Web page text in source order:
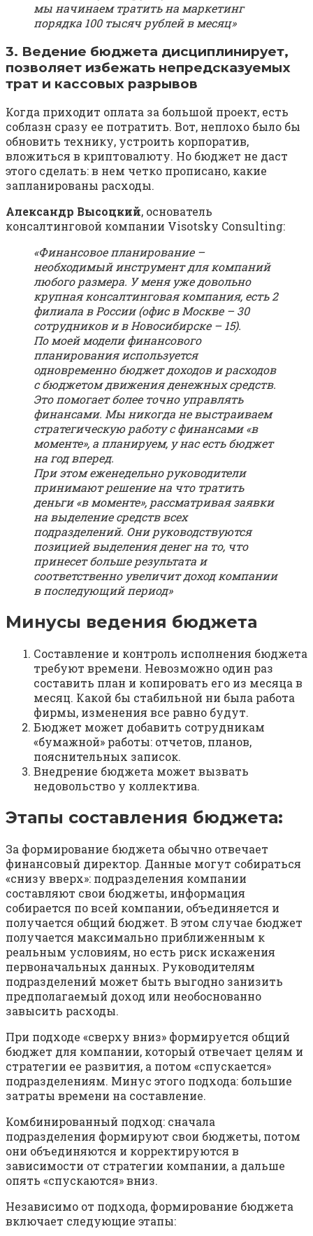
мы начинаем тратить на маркетинг
порядка 100 тысяч рублей в месяц»
3. Ведение бюджета дисциплинирует,
позволяет избежать непредсказуемых
трат и кассовых разрывов
Когда приходит оплата за большой проект, есть
соблазн сразу ее потратить. Вот, неплохо было бы
обновить технику, устроить корпоратив,
вложиться в криптовалюту. Но бюджет не даст
этого сделать: в нем четко прописано, какие
запланированы расходы.
Александр Высоцкий, основатель
консалтинговой компании Visotsky Consulting:
«Финансовое планирование –
необходимый инструмент для компаний
любого размера. У меня уже довольно
крупная консалтинговая компания, есть 2
филиала в России (офис в Москве – 30
сотрудников и в Новосибирске – 15).
По моей модели финансового
планирования используется
одновременно бюджет доходов и расходов
с бюджетом движения денежных средств.
Это помогает более точно управлять
финансами. Мы никогда не выстраиваем
стратегическую работу с финансами «в
моменте», а планируем, у нас есть бюджет
на год вперед.
При этом еженедельно руководители
принимают решение на что тратить
деньги «в моменте», рассматривая заявки
на выделение средств всех
подразделений. Они руководствуются
позицией выделения денег на то, что
принесет больше результата и
соответственно увеличит доход компании
в последующий период»
Минусы ведения бюджета
Составление и контроль исполнения бюджета
требуют времени. Невозможно один раз
составить план и копировать его из месяца в
месяц. Какой бы стабильной ни была работа
фирмы, изменения все равно будут.
Бюджет может добавить сотрудникам
«бумажной» работы: отчетов, планов,
пояснительных записок.
Внедрение бюджета может вызвать
недовольство у коллектива.
Этапы составления бюджета:
За формирование бюджета обычно отвечает
финансовый директор. Данные могут собираться
«снизу вверх»: подразделения компании
составляют свои бюджеты, информация
собирается по всей компании, объединяется и
получается общий бюджет. В этом случае бюджет
получается максимально приближенным к
реальным условиям, но есть риск искажения
первоначальных данных. Руководителям
подразделений может быть выгодно занизить
предполагаемый доход или необоснованно
завысить расходы.
При подходе «сверху вниз» формируется общий
бюджет для компании, который отвечает целям и
стратегии ее развития, а потом «спускается»
подразделениям. Минус этого подхода: большие
затраты времени на составление.
Комбинированный подход: сначала
подразделения формируют свои бюджеты, потом
они объединяются и корректируются в
зависимости от стратегии компании, а дальше
опять «спускаются» вниз.
Независимо от подхода, формирование бюджета
включает следующие этапы: